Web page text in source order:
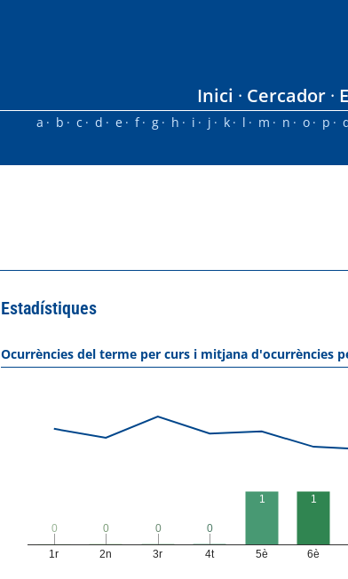
Inici Cercador
a b c d e f g h i j k l m n o p
Estadístiques
Ocurrències del terme per curs i mitjana d'ocurrències
1r 2n 3r 4t 5è 6è
0
0 0
0 0
0 0
0
1 1